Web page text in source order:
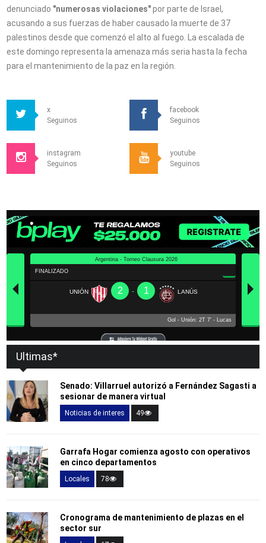
denunciado "numerosas violaciones"por parte de Israel,
acusando a sus fuerzas de haber causado la muerte de 37
palestinos desde que comenzó el alto al fuego. La escalada de
este domingo representa la amenaza más seria hasta la fecha
para el mantenimiento de la paz en la región.
x
Seguinos
facebook
Seguinos
instagram
Seguinos
youtube
Seguinos
Ultimas*
Senado: Villarruel autorizó a Fernández Sagasti a
sesionar de manera virtual
Noticias de interes 49
Garrafa Hogar comienza agosto con operativos
en cinco departamentos
Locales 78
Cronograma de mantenimiento de plazas en el
sector sur